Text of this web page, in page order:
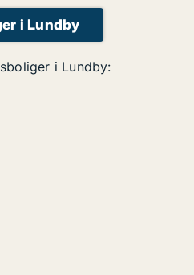
i Lundby
i Lundby: